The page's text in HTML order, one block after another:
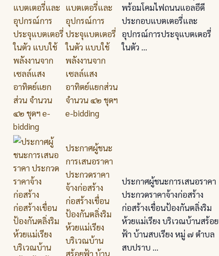
แบตเตอรี่และ
อุปกรณ์การ
ประจุแบตเตอรี่
ในตัว แบบใช้
พลังงานจาก
เซลล์แสง
อาทิตย์แยกส่วน
จำนวน ๔๒ ชุดฯ
e-bidding
พร้อมโคมไฟถนนแอลอีดี
ประกอบแบตเตอรี่และ
อุปกรณ์การประจุแบตเตอรี่
ในตัว ...
ประกาศผู้ชนะ
การเสนอราคา
ประกวดราคา
จ้างก่อสร้าง
ก่อสร้างเขื่อน
ป้องกันตลิ่งริม
ห้วยแม่เรียง
บริเวณบ้าน
สร้อยฟ้า บ้าน
ประกาศผู้ชนะการเสนอราคา
ประกวดราคาจ้างก่อสร้าง
ก่อสร้างเขื่อนป้องกันตลิ่งริม
ห้วยแม่เรียง บริเวณบ้านสร้อย
ฟ้า บ้านสบเรียง หมู่ ๗ ตำบล
สบปราบ ...